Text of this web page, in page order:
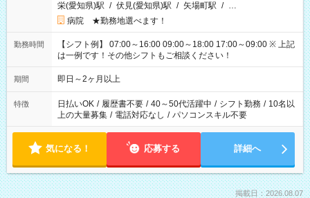
栄(愛知県)駅 / 伏見(愛知県)駅 / 矢場町駅 / …
病院 ★勤務地選べます！
勤務時間
【シフト例】 07:00～16:00 09:00～18:00 17:00～09:00 ※ 上記
は一例です！その他シフトもご相談ください！
期間 即日～2ヶ月以上
特徴 日払いOK / 履歴書不要 / 40～50代活躍中 / シフト勤務 / 10名以
上の大量募集 / 電話対応なし / パソコンスキル不要
気になる！ 応募する 詳細へ
掲載日：2026.08.07